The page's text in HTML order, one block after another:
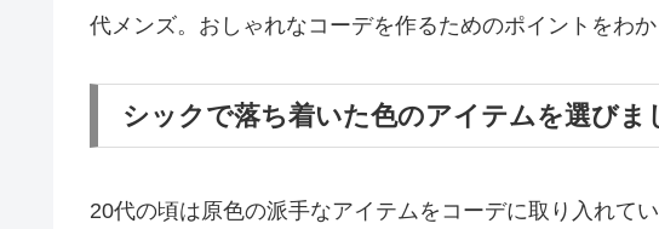
代メンズ。おしゃれなコーデを作るためのポイントをわか
シックで落ち着いた色のアイテムを選びま
20代の頃は原色の派手なアイテムをコーデに取り入れて